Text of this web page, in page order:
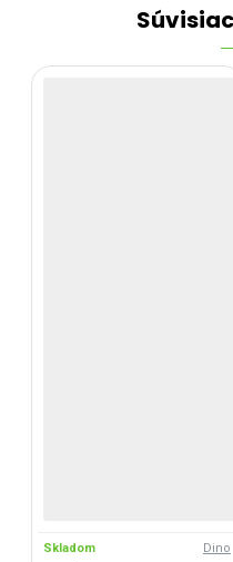
Skladom Dino